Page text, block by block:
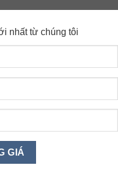
nhất từ chúng tôi